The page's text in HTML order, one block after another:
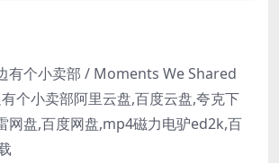
有个小卖部 / Moments We Shared
个小卖部阿里云盘,百度云盘,夸克下
网盘,百度网盘,mp4磁力电驴ed2k,百